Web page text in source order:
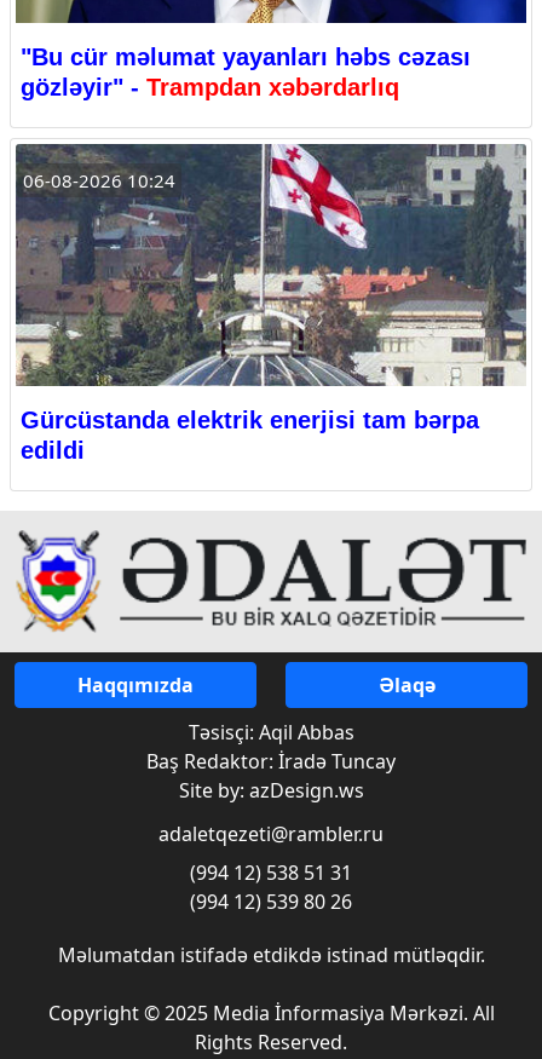
"Bu cür məlumat yayanları həbs cəzası
gözləyir" - Trampdan xəbərdarlıq
06-08-2026 10:24
Gürcüstanda elektrik enerjisi tam bərpa
edildi
Haqqımızda
Əlaqə
Təsisçi: Aqil Abbas
Baş Redaktor: İradə Tuncay
Site by: azDesign.ws
adaletqezeti@rambler.ru
(994 12) 538 51 31
(994 12) 539 80 26
Məlumatdan istifadə etdikdə istinad mütləqdir.
Copyright © 2025 Media İnformasiya Mərkəzi. All
Rights Reserved.